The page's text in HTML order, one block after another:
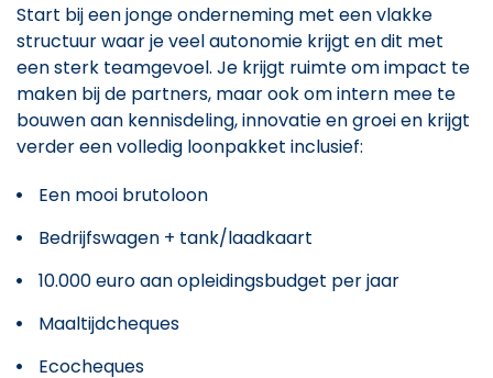
Start bij een jonge onderneming met een vlakke
structuur waar je veel autonomie krijgt en dit met
een sterk teamgevoel. Je krijgt ruimte om impact te
maken bij de partners, maar ook om intern mee te
bouwen aan kennisdeling, innovatie en groei en krijgt
verder een volledig loonpakket inclusief:
Een mooi brutoloon
Bedrijfswagen + tank/laadkaart
10.000 euro aan opleidingsbudget per jaar
Maaltijdcheques
Ecocheques